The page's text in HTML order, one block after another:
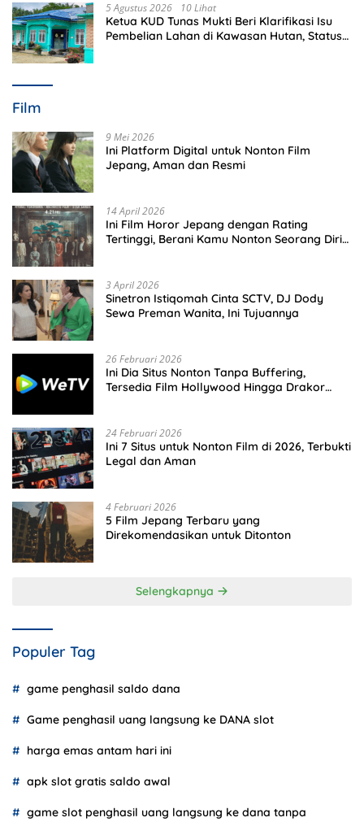
5 Agustus 2026 10 Lihat
Ketua KUD Tunas Mukti Beri Klarifikasi Isu
Pembelian Lahan di Kawasan Hutan, Status
Film
9 Mei 2026
Ini Platform Digital untuk Nonton Film
Jepang, Aman dan Resmi
14 April 2026
Ini Film Horor Jepang dengan Rating
Tertinggi, Berani Kamu Nonton Seorang Diri
3 April 2026
Sinetron Istiqomah Cinta SCTV, DJ Dody
Sewa Preman Wanita, Ini Tujuannya
26 Februari 2026
Ini Dia Situs Nonton Tanpa Buffering,
Tersedia Film Hollywood Hingga Drakor
24 Februari 2026
Ini 7 Situs untuk Nonton Film di 2026, Terbukti
Legal dan Aman
4 Februari 2026
5 Film Jepang Terbaru yang
Direkomendasikan untuk Ditonton
Selengkapnya
Populer Tag
game penghasil saldo dana
Game penghasil uang langsung ke DANA slot
harga emas antam hari ini
apk slot gratis saldo awal
game slot penghasil uang langsung ke dana tanpa